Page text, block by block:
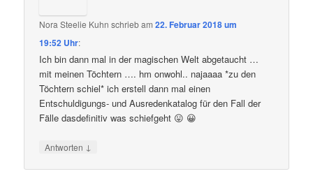
Nora Steelie Kuhn schriebam22. Februar 2018 um
19:52 Uhr:
Ich bin dann mal in der magischen Welt abgetaucht …
mit meinen Töchtern …. hm onwohl.. najaaaa *zu den
Töchtern schiel* ich erstell dann mal einen
Entschuldigungs- und Ausredenkatalog für den Fall der
Fälle dasdefinitiv was schiefgeht 😛 😀
Antworten ↓